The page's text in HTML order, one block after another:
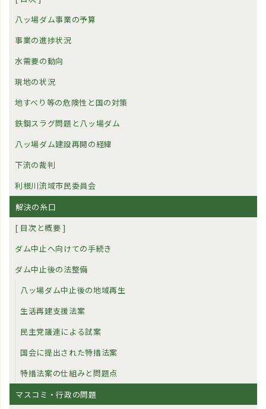
八ッ場ダム事業の予算
事業の進捗状況
水需要の動向
現地の状況
地すべり等の危険性と国の対策
鉄鋼スラグ問題と八ッ場ダム
八ッ場ダム建設再開の経緯
下流の裁判
利根川流域市民委員会
解決の糸口
[ 目次と概要 ]
ダム中止へ向けての手続き
ダム中止後の法整備
八ッ場ダム中止後の地域再生
生活再建支援法案
民主党議連による試案
国会に提出された特措法案
特措法案の仕組みと問題点
マスコミ・行政の問題